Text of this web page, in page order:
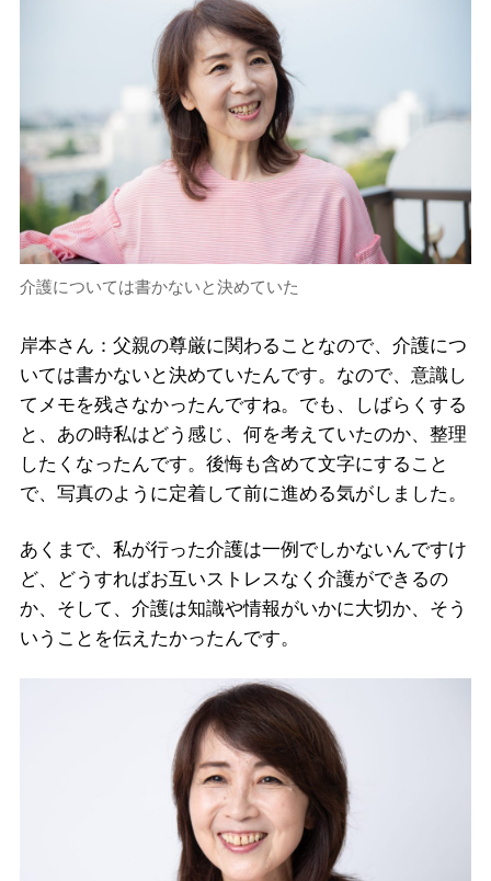
介護については書かないと決めていた
岸本さん：父親の尊厳に関わることなので、介護につ
いては書かないと決めていたんです。なので、意識し
てメモを残さなかったんですね。でも、しばらくする
と、あの時私はどう感じ、何を考えていたのか、整理
したくなったんです。後悔も含めて文字にすること
で、写真のように定着して前に進める気がしました。
あくまで、私が行った介護は一例でしかないんですけ
ど、どうすればお互いストレスなく介護ができるの
か、そして、介護は知識や情報がいかに大切か、そう
いうことを伝えたかったんです。